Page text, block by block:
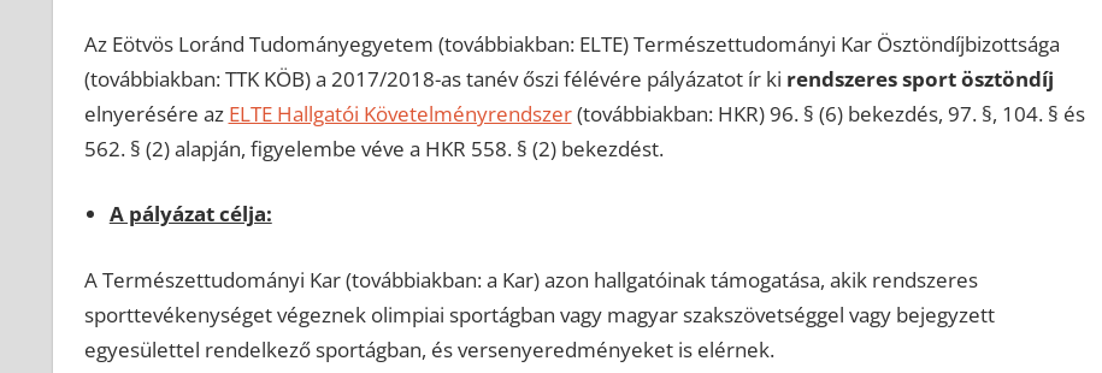
Az Eötvös Loránd Tudományegyetem (továbbiakban: ELTE) Természettudományi Kar Ösztöndíjbizottsága
(továbbiakban: TTK KÖB) a 2017/2018-as tanév őszi félévére pályázatot ír ki rendszeres sport ösztöndíj
elnyerésére az ELTE Hallgatói Követelményrendszer(továbbiakban: HKR) 96. § (6) bekezdés, 97. §, 104. § és
562. § (2) alapján, figyelembe véve a HKR 558. § (2) bekezdést.
A pályázat célja:
A Természettudományi Kar (továbbiakban: a Kar) azon hallgatóinak támogatása, akik rendszeres
sporttevékenységet végeznek olimpiai sportágban vagy magyar szakszövetséggel vagy bejegyzett
egyesülettel rendelkező sportágban, és versenyeredményeket is elérnek.